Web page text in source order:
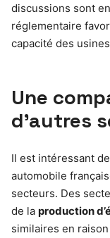
discussions sont
réglementaire
capacité des
Une
d’autres
Il est intéressant
automobile
secteurs. Des
de la production
similaires en